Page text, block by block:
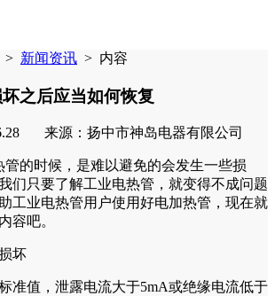
> 新闻资讯 > 内容
之后应当如何恢复
来源：扬中市神岛电器有限公司
的时候，是难以避免的会发生一些损
们只要了解工业电热管，就变得不成问题
工业电热管用户使用好电加热管，现在就
容吧。
坏
值，泄露电流大于5mA或绝缘电流低于